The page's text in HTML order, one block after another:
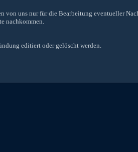
von uns nur für die Bearbeitung eventueller
nachkommen.
editiert oder gelöscht werden.